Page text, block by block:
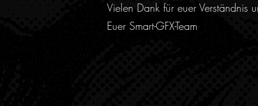
Vielen Dank für euer Verständnis
Euer Smart-GFX-Team